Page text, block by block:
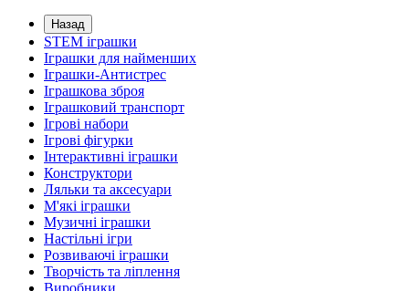
Назад
STEM іграшки
Іграшки для найменших
Іграшки-Антистрес
Іграшкова зброя
Іграшковий транспорт
Ігрові набори
Ігрові фігурки
Інтерактивні іграшки
Конструктори
Ляльки та аксесуари
М'які іграшки
Музичні іграшки
Настільні iгри
Розвиваючі іграшки
Творчість та ліплення
Виробники